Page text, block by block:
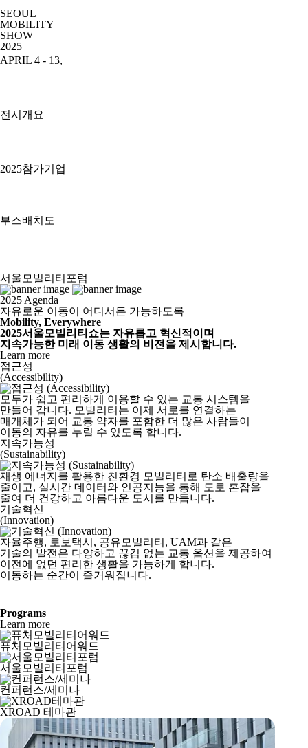
SEOUL
MOBILITY
SHOW
2025
APRIL 4 - 13,
전시개요
2025참가기업
부스배치도
서울모빌리티포럼
2025 Agenda
자유로운 이동이 어디서든 가능하도록
Mobility, Everywhere
2025서울모빌리티쇼는 자유롭고 혁신적이며
지속가능한 미래 이동 생활의 비전을 제시합니다.
Learn more
접근성
(Accessibility)
모두가 쉽고 편리하게 이용할 수 있는 교통 시스템을
만들어 갑니다. 모빌리티는 이제 서로를 연결하는
매개체가 되어 교통 약자를 포함한 더 많은 사람들이
이동의 자유를 누릴 수 있도록 합니다.
지속가능성
(Sustainability)
재생 에너지를 활용한 친환경 모빌리티로 탄소 배출량을
줄이고, 실시간 데이터와 인공지능을 통해 도로 혼잡을
줄여 더 건강하고 아름다운 도시를 만듭니다.
기술혁신
(Innovation)
자율주행, 로보택시, 공유모빌리티, UAM과 같은
기술의 발전은 다양하고 끊김 없는 교통 옵션을 제공하여
이전에 없던 편리한 생활을 가능하게 합니다.
이동하는 순간이 즐거워집니다.
Programs
Learn more
퓨처모빌리티어워드
서울모빌리티포럼
컨퍼런스/세미나
XROAD 테마관